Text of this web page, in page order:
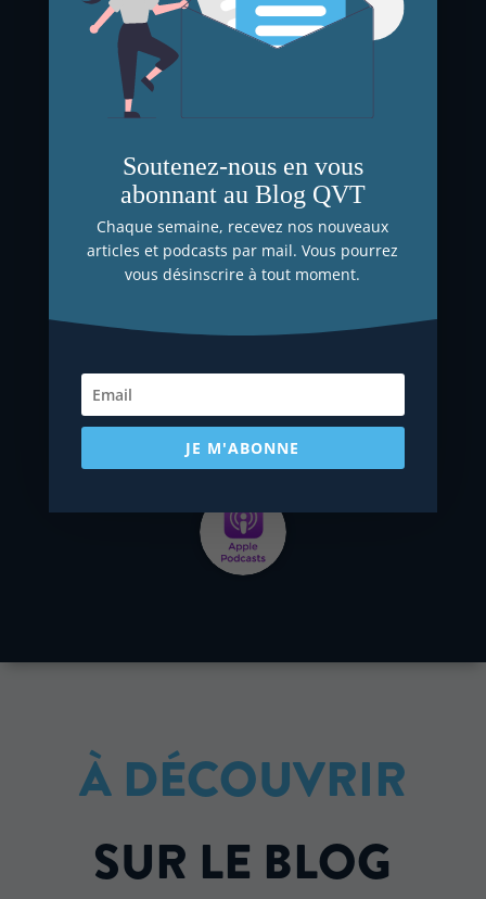
TOUS LES ÉPISODESSUR
VOS PLATE-FORMES
PRÉFÉRÉES
À DÉCOUVRIR
SUR LE BLOG
Soutenez-nous en vous
abonnant au Blog QVT
Chaque semaine, recevez nos nouveaux
articles et podcasts par mail. Vous pourrez
vous désinscrire à tout moment.
JE M'ABONNE